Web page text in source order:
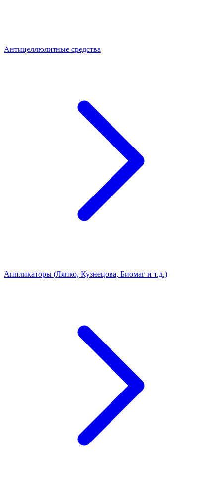
Антицеллюлитные средства
Аппликаторы (Ляпко, Кузнецова, Биомаг и т.д.)